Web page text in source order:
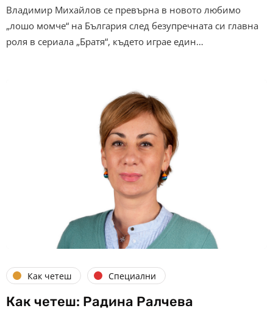
Владимир Михайлов се превърна в новото любимо
„лошо момче“ на България след безупречната си главна
роля в сериала „Братя“, където играе един…
Как четеш Специални
Как четеш: Радина Ралчева